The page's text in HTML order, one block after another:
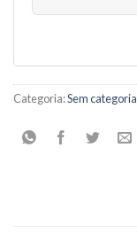
Categoria:Sem categoria